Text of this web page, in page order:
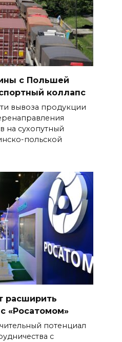
с Польшей
коллапс
вывоза продукции
на сухопутный
польской
расширить
«Росатомом»
потенциал
с